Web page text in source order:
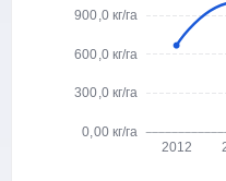
0,00 кг/га
300,0 кг/га
600,0 кг/га
900,0 кг/га
2012